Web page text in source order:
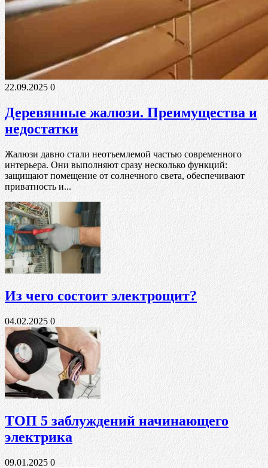
22.09.2025 0
Деревянные жалюзи. Преимущества и
недостатки
Жалюзи давно стали неотъемлемой частью современного
интерьера. Они выполняют сразу несколько функций:
защищают помещение от солнечного света, обеспечивают
приватность и...
Из чего состоит электрощит?
04.02.2025 0
ТОП 5 заблуждений начинающего
электрика
09.01.2025 0